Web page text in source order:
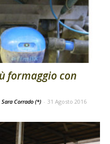
formaggio con
Corrado (*) - 31 Agosto 2016